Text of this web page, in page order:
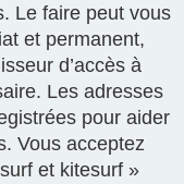
Le faire peut vous
et permanent,
d’accès à
Les adresses
pour aider
Vous acceptez
et kitesurf »